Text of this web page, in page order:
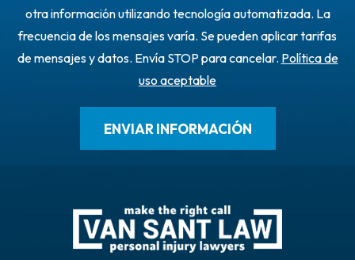
otra información utilizando tecnología automatizada. La
frecuencia de los mensajes varía. Se pueden aplicar tarifas
de mensajes y datos. Envía STOP para cancelar. Política de
uso aceptable